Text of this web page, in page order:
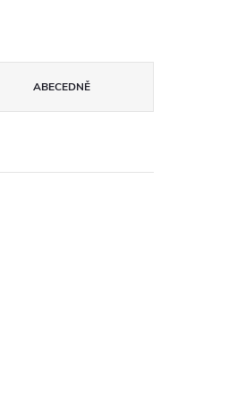
ABECEDNĚ